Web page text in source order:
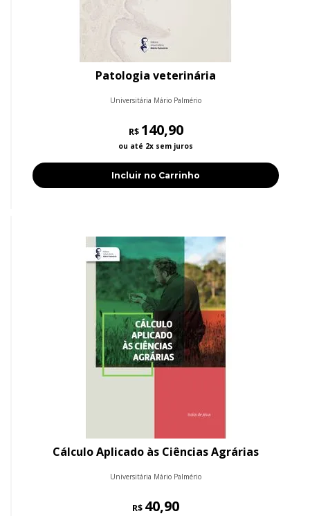
Patologia veterinária
Universitária Mário Palmério
R$ 140,90
ou até 2x sem juros
Incluir no Carrinho
Cálculo Aplicado às Ciências Agrárias
Universitária Mário Palmério
R$ 40,90